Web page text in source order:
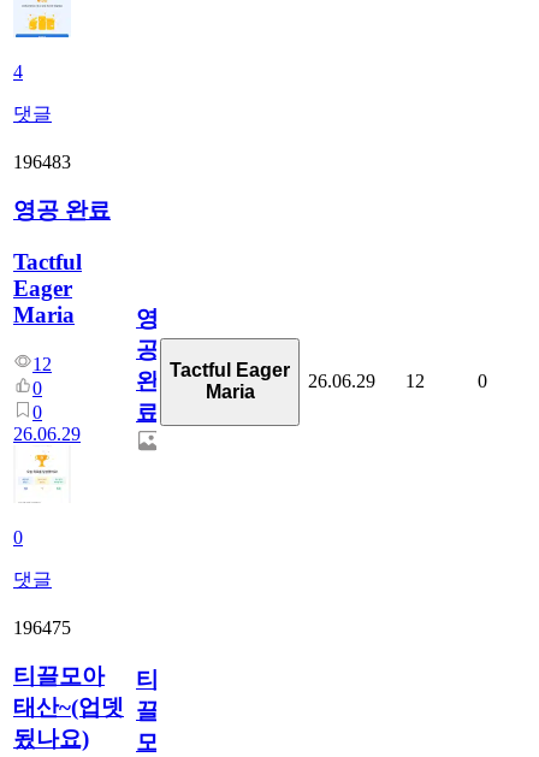
4
댓글
196483
영공 완료
Tactful
Eager
Maria
12
0
0
26.06.29
0
댓글
영
공
완
료
Tactful Eager
Maria
26.06.29 12 0
196475
티끌모아
태산~(업뎃
됬나요)
티
끌
모